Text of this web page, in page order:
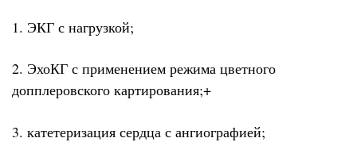
1. ЭКГ с нагрузкой;
2. ЭхоКГ с применением режима цветного
допплеровского картирования;+
3. катетеризация сердца с ангиографией;